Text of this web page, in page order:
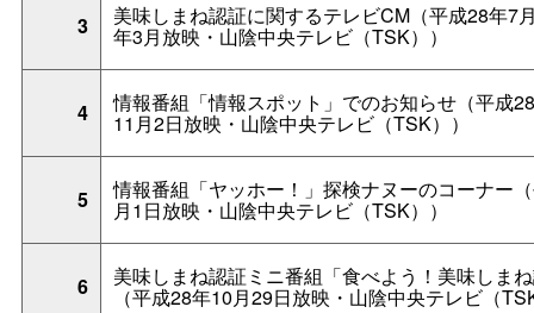
3 美味しまね認証に関するテレビCM（平成28年7
年3月放映・山陰中央テレビ（TSK））
4 情報番組「情報スポット」でのお知らせ（平成
11月2日放映・山陰中央テレビ（TSK））
5 情報番組「ヤッホー！」探検ナヌーのコーナー
月1日放映・山陰中央テレビ（TSK））
6 美味しまね認証ミニ番組「食べよう！美味しま
（平成28年10月29日放映・山陰中央テレビ（